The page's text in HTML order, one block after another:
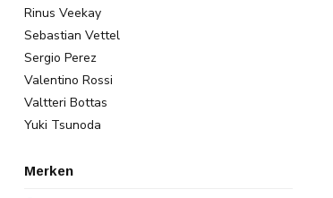
Rinus Veekay
Sebastian Vettel
Sergio Perez
Valentino Rossi
Valtteri Bottas
Yuki Tsunoda
Merken